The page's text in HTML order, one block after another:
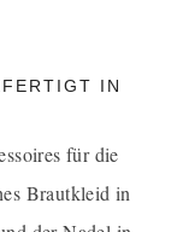
IN
für die
Brautkleid in